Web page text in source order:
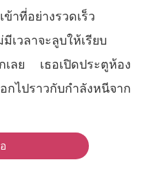
ข้าที่อย่างรวดเร็ว
เวลาจะลูบให้เรียบ
เลย เธอเปิดประตูห้อง
ปราวกับกำลังหนีจาก